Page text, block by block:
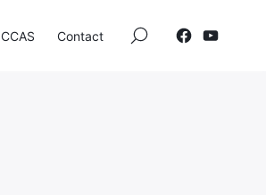
CCAS Contact
×